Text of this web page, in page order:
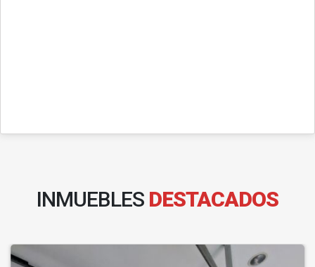
INMUEBLES DESTACADOS